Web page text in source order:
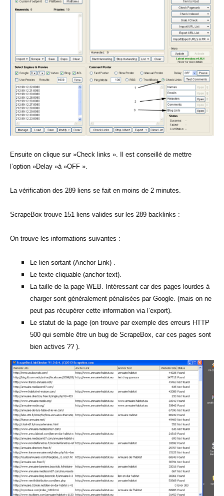
Ensuite on clique sur »Check links ». Il est conseillé de mettre
l’option »Delay »à »OFF ».
La vérification des 289 liens se fait en moins de 2 minutes.
ScrapeBox trouve 151 liens valides sur les 289 backlinks :
On trouve les informations suivantes :
Le lien sortant (Anchor Link) .
Le texte cliquable (anchor text).
La taille de la page WEB. Intéressant car des pages lourdes à
charger sont généralement pénalisées par Google. (mais on ne
peut pas récupérer cette information via l’export).
Le statut de la page (on trouve par exemple des erreurs HTTP
500 qui semble être un bug de ScrapeBox, car ces pages sont
bien actives ?? ).